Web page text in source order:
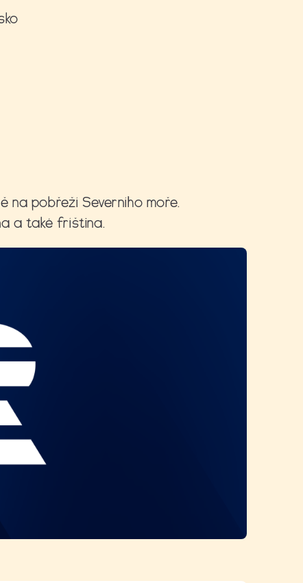
na pobřeží Severního moře.
a také fríština.